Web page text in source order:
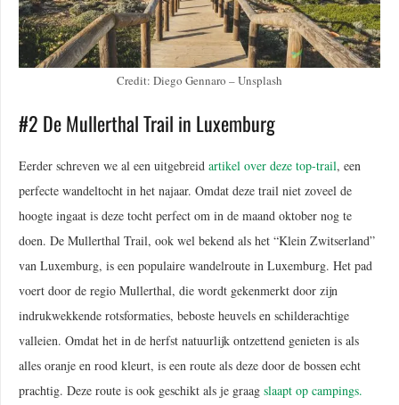
Credit: Diego Gennaro – Unsplash
#2 De Mullerthal Trail in Luxemburg
Eerder schreven we al een uitgebreid artikel over deze top-trail, een
perfecte wandeltocht in het najaar. Omdat deze trail niet zoveel de
hoogte ingaat is deze tocht perfect om in de maand oktober nog te
doen. De Mullerthal Trail, ook wel bekend als het “Klein Zwitserland”
van Luxemburg, is een populaire wandelroute in Luxemburg. Het pad
voert door de regio Mullerthal, die wordt gekenmerkt door zijn
indrukwekkende rotsformaties, beboste heuvels en schilderachtige
valleien. Omdat het in de herfst natuurlijk ontzettend genieten is als
alles oranje en rood kleurt, is een route als deze door de bossen echt
prachtig. Deze route is ook geschikt als je graag slaapt op campings.